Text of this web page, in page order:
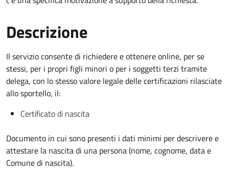
Descrizione
Il servizio consente di richiedere e ottenere online, per se
stessi, per i propri figli minori o per i soggetti terzi tramite
delega, con lo stesso valore legale delle certificazioni rilasciate
allo sportello, il:
Certificato di nascita
Documento in cui sono presenti i dati minimi per descrivere e
attestare la nascita di una persona (nome, cognome, data e
Comune di nascita).